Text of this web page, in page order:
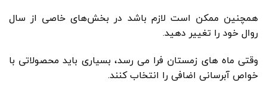
همچنین ممکن است لازم باشد در بخش‌های خاصی از سال
روال خود را تغییر دهید.
وقتی ماه های زمستان فرا می رسد، بسیاری باید محصولاتی با
خواص آبرسانی اضافی را انتخاب کنند.